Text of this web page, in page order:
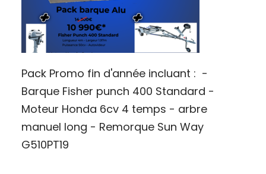
Pack Promo fin d'année incluant : -
Barque Fisher punch 400 Standard -
Moteur Honda 6cv 4 temps - arbre
manuel long - Remorque Sun Way
G510PT19